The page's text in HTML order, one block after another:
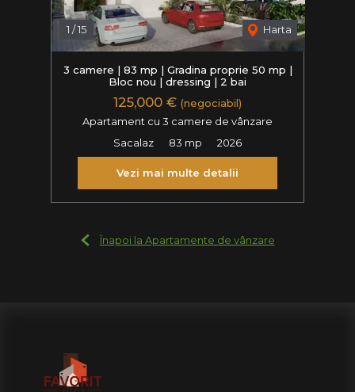
1 /15 Harta
3 camere | 83 mp | Gradina proprie 50 mp |
Bloc nou | dressing | 2 bai
125,000 € (negociabil)
Apartament cu 3 camere de vânzare
Sacalaz
83 mp 2026
Vezi mai multe detalii
Înapoi la Apartamente de vânzare